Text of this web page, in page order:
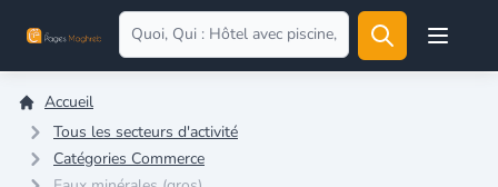
Open
Accueil
Tous les secteurs d'activité
Catégories Commerce